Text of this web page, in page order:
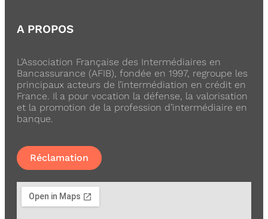
A PROPOS
L’Association Française des Intermédiaires en
Bancassurance (AFIB), fondée en 1997, regroupe les
principaux acteurs de l’intermédiation en crédit en
France. Il a pour vocation la défense, la valorisation
et la promotion de la profession d’intermédiaire en
banque.
Réclamation